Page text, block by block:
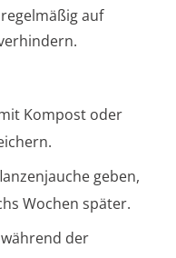
auf
Kompost oder
geben,
Wochen später.
der